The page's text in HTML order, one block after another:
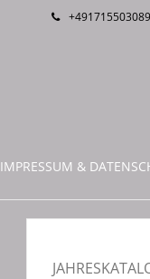
+491715503089
IMPRESSUM &